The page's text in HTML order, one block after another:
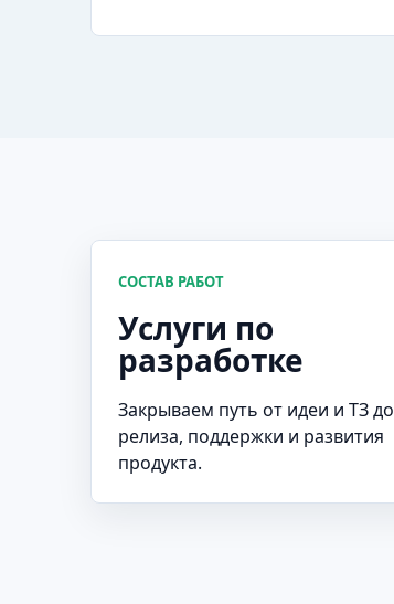
СОСТАВ РАБОТ
Услуги по
разработке
Закрываем путь от идеи и ТЗ до
релиза, поддержки и развития
продукта.